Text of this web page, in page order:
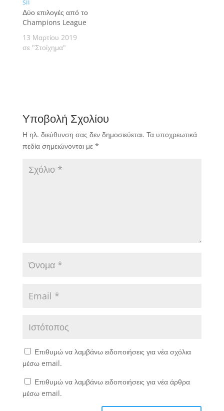
Δύο επιλογές από το
Champions League
13 Μαρτίου 2019
σε "Στοίχημα"
Υποβολή Σχολίου
Η ηλ. διεύθυνση σας δεν δημοσιεύεται. Τα υποχρεωτικά
πεδία σημειώνονται με *
Επιθυμώ να λαμβάνω ειδοποιήσεις για νέα σχόλια
μέσω email.
Επιθυμώ να λαμβάνω ειδοποιήσεις για νέα άρθρα
μέσω email.